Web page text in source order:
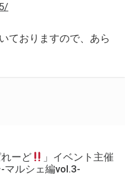
ておりますので、あら
れーど
」イベント主催
マルシェ編vol.3-